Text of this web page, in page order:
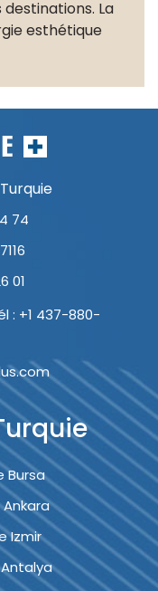
destinations. La
esthétique
74
01
: +1 437-880-
Bursa
Izmir